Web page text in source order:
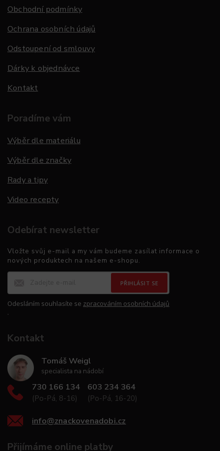
Obchodní podmínky
Ochrana osobních údajů
Odstoupení od smlouvy
Dárky k objednávce
Kontakt
Poradíme vám
Výběr dle materiálu
Výběr dle značky
Rady a tipy
Video recepty
Odebírat newsletter
Vložte svůj e-mail a my vám budeme zasílat informace o
nových produktech na našem e-shopu.
PŘIHLÁSIT SE
Odesláním souhlasíte se zpracováním osobních údajů
.
Kontakt
Tomáš Weigl
specialista na nádobí
730 166 134
(Po-Pá, 8-16)
603 234 364
(Po-Pá, 16-20)
info@znackovenadobi.cz
Přijímáme online platby